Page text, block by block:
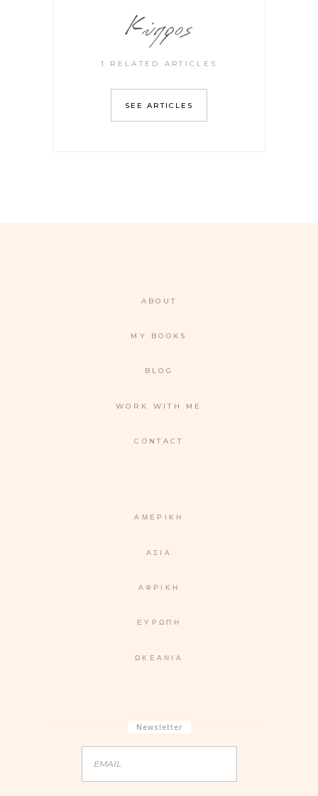
Κύπρος
1 RELATED ARTICLES
SEE ARTICLES
ABOUT
MY BOOKS
BLOG
WORK WITH ME
CONTACT
ΑΜΕΡΙΚΉ
ΑΣΊΑ
ΑΦΡΙΚΉ
ΕΥΡΏΠΗ
ΩΚΕΑΝΊΑ
Newsletter